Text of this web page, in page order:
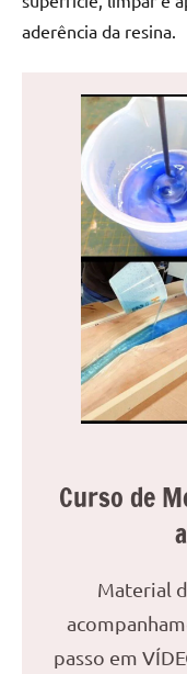
inovadoras
resinadas.
reuniões
jantar
encontrará
aderência da resina.
Curso de
Material
passo em